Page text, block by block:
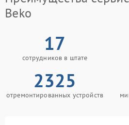
Beko
17
сотрудников в штате
2325
отремонтированных устройств